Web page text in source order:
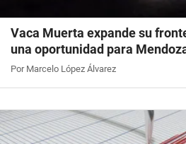
Vaca Muerta expande su
una oportunidad para
Por Marcelo López Álvarez